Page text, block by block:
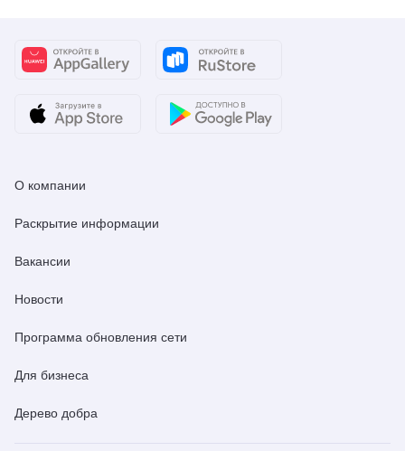
О компании
Раскрытие информации
Вакансии
Новости
Программа обновления сети
Для бизнеса
Дерево добра